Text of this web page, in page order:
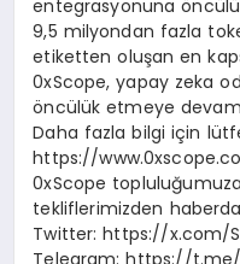
entegrasyonuna
9,5 milyondan fazla
etiketten oluşan en
0xScope, yapay zeka
öncülük etmeye
Daha fazla bilgi için
https://
0xScope
tekliflerimizden
Twitter: https://x.com/
Telegram: https://